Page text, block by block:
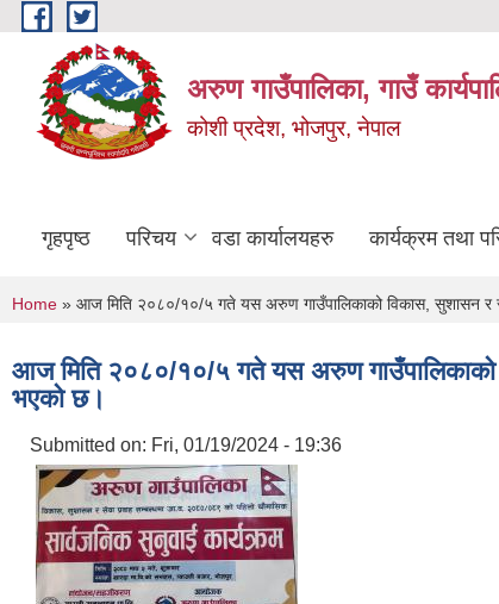
Skip to main content
अरुण गाउँपालिका, गाउँ
कोशी प्रदेश, भोजपुर, नेपाल
गृहपृष्ठ परिचय वडा कार्यालयहरु कार्यक्रम तथा
You are here
Home » आज मिति २०८०/१०/५ गते यस अरुण गाउँपालिकाको विकास, सुशासन र
आज मिति २०८०/१०/५ गते यस अरुण गाउँपालिकाको
भएको छ।
Submitted on: Fri, 01/19/2024 - 19:36